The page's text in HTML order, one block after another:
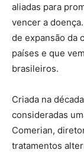
aliadas para
vencer a
de expansão da
países e que
brasileiros.
Criada na
consideradas
Comerian,
tratamentos